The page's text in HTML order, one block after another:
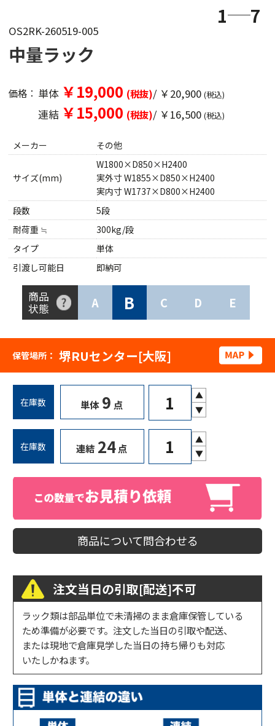
1 7
OS2RK-260519-005
中量ラック
価格： 単体 ￥19,000 (税抜)/ ￥20,900 (税込)
連結 ￥15,000 (税抜)/ ￥16,500 (税込)
メーカー その他
サイズ(mm)
W1800×D850×H2400
実外寸 W1855×D850×H2400
実内寸 W1737×D800×H2400
段数
5段
耐荷重 ≒
300kg/段
タイプ
単体
引渡し可能日
即納可
商品
状態
A B C D E
保管場所： 堺RUセンター[大阪]
在庫数 単体 9 点
▲
▼
在庫数 連結 24 点
▲
▼
商品について問合わせる
注文当日の引取[配送]不可
ラック類は部品単位で未清掃のまま倉庫保管している
ため準備が必要です。注文した当日の引取や配送、
または現地で倉庫見学した当日の持ち帰りも対応
いたしかねます。